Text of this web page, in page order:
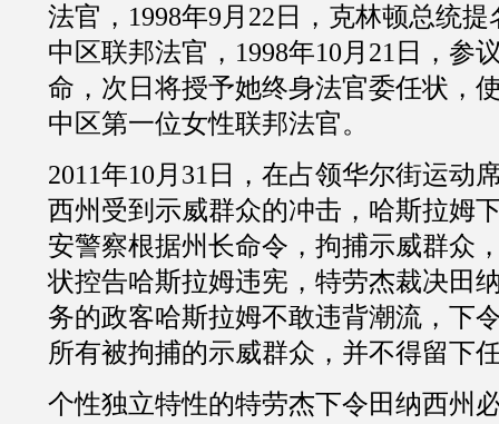
法官， 1998年9 月 22 日，克林顿总统
中区联邦法官， 1998年10 月 21 日，参
命，次日将授予她终身法官委任状，
中区第一位女性联邦法官。
2011年10 月 31 日，在占领华尔街运动
西州受到示威群众的冲击，哈斯拉姆
安警察根据州长命令，拘捕示威群众
状控告哈斯拉姆违宪，特劳杰裁决田
务的政客哈斯拉姆不敢违背潮流，下
所有被拘捕的示威群众，并不得留下
个性独立特性的特劳杰下令田纳西州